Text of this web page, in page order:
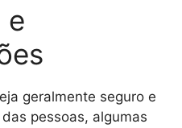
e
geralmente seguro e
pessoas, algumas